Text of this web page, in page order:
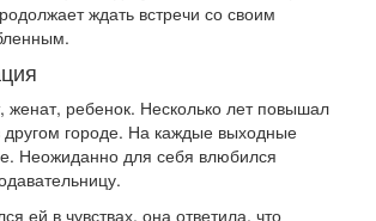
ждать встречи со своим
женат, ребенок. Несколько лет повышал
городе. На каждые выходные
Неожиданно для себя влюбился
ей в чувствах, она ответила, что